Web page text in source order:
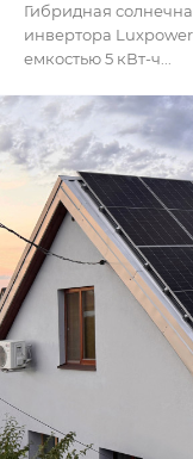
Гибридная
инвертора
емкостью 5 кВт-ч...